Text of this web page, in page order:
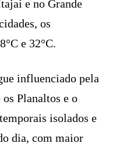
e no Grande
os
e 32°C.
influenciado pela
Planaltos e o
isolados e
dia, com maior